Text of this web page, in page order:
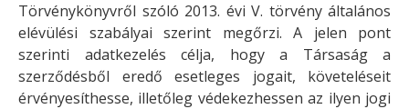
Törvénykönyvről szóló 2013. évi V. törvény általános
elévülési szabályai szerint megőrzi. A jelen pont
szerinti adatkezelés célja, hogy a Társaság a
szerződésből eredő esetleges jogait, követeléseit
érvényesíthesse, illetőleg védekezhessen az ilyen jogi